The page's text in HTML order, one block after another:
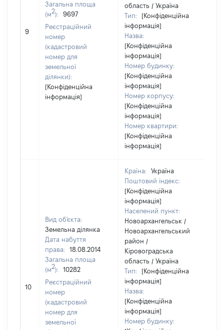
9
Загальна площа
(м2):
9697
Реєстраційний
номер
(кадастровий
номер для
земельної
ділянки):
[Конфіденційна
інформація]
область / Україна
Тип:
[Конфіденційна
інформація]
Назва:
[Конфіденційна
інформація]
Номер будинку:
[Конфіденційна
інформація]
Номер корпусу:
[Конфіденційна
інформація]
Номер квартири:
[Конфіденційна
інформація]
10
Вид об'єкта:
Земельна ділянка
Дата набуття
права:
18.08.2014
Загальна площа
(м2):
10282
Реєстраційний
номер
(кадастровий
номер для
земельної
Країна:
Україна
Поштовий індекс:
[Конфіденційна
інформація]
Населений пункт:
Новоархангельськ /
Новоархангельський
район /
Кіровоградська
область / Україна
Тип:
[Конфіденційна
інформація]
Назва:
[Конфіденційна
інформація]
Номер будинку: